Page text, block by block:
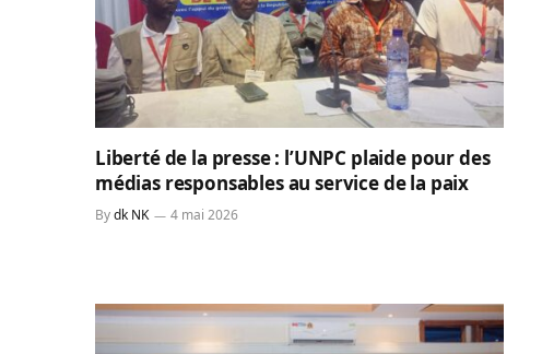
Liberté de la presse : l’UNPC plaide pour des
médias responsables au service de la paix
Bydk NK 4 mai 2026